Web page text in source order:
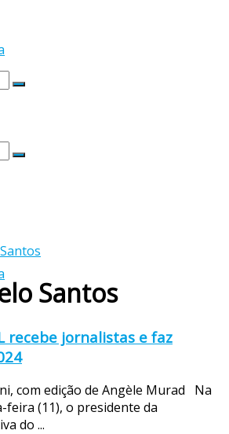
Santos
recebe jornalistas e faz
com edição de Angèle Murad Na
feira (11), o presidente da
do ...